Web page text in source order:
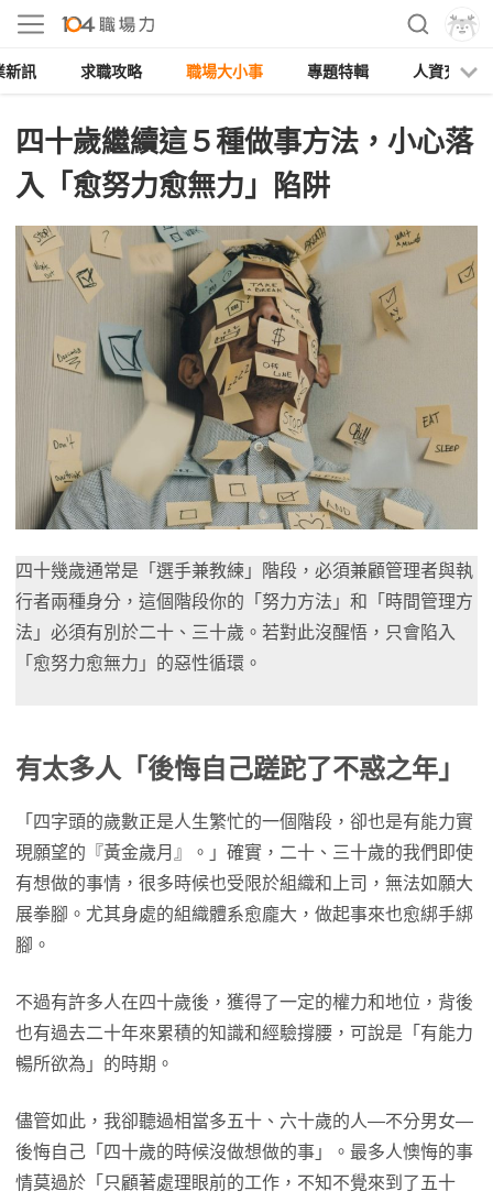
新訊 求職攻略 職場大小事 專題特輯 人資充電
四十歲繼續這５種做事方法，小心落
入「愈努力愈無力」陷阱
四十幾歲通常是「選手兼教練」階段，必須兼顧管理者與執
行者兩種身分，這個階段你的「努力方法」和「時間管理方
法」必須有別於二十、三十歲。若對此沒醒悟，只會陷入
「愈努力愈無力」的惡性循環。
有太多人「後悔自己蹉跎了不惑之年」
「四字頭的歲數正是人生繁忙的一個階段，卻也是有能力實
現願望的『黃金歲月』。」確實，二十、三十歲的我們即使
有想做的事情，很多時候也受限於組織和上司，無法如願大
展拳腳。尤其身處的組織體系愈龐大，做起事來也愈綁手綁
腳。
不過有許多人在四十歲後，獲得了一定的權力和地位，背後
也有過去二十年來累積的知識和經驗撐腰，可說是「有能力
暢所欲為」的時期。
儘管如此，我卻聽過相當多五十、六十歲的人—不分男女—
後悔自己「四十歲的時候沒做想做的事」。最多人懊悔的事
情莫過於「只顧著處理眼前的工作，不知不覺來到了五十